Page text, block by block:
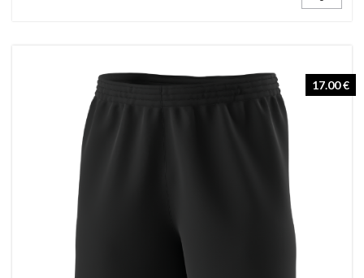
17.00 €